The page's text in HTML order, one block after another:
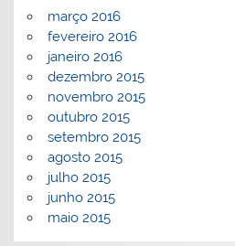
março 2016
fevereiro 2016
janeiro 2016
dezembro 2015
novembro 2015
outubro 2015
setembro 2015
agosto 2015
julho 2015
junho 2015
maio 2015